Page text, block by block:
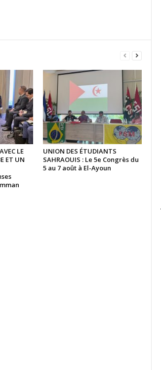
LE
ET UN
UNION DES ÉTUDIANTS
SAHRAOUIS : Le 5e Congrès du
5 au 7 août à El-Ayoun